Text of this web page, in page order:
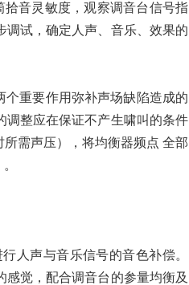
音灵敏度，观察调音台信号指
调试，确定人声、音乐、效果的
重要作用弥补声场缺陷造成的
调整应在保证不产生啸叫的条件
需声压），将均衡器频点 全部
人声与音乐信号的音色补偿。
感觉，配合调音台的参量均衡及